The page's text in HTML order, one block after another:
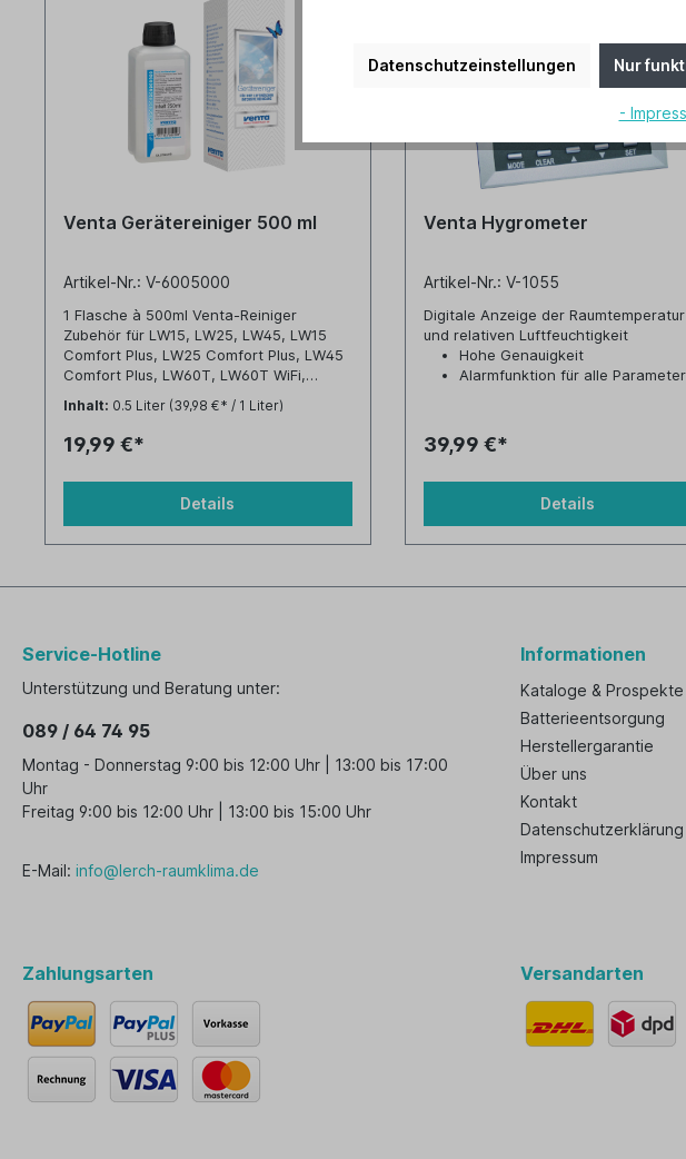
Venta Gerätereiniger 500 ml
Artikel-Nr.: V-6005000
1 Flasche à 500ml Venta-Reiniger
Zubehör für LW15, LW25, LW45, LW15
Comfort Plus, LW25 Comfort Plus, LW45
Comfort Plus, LW60T, LW60T WiFi,
LW62T WiFi, LW62 WiFi, LPH60 WiFi
Inhalt: 0.5 Liter (39,98 €* / 1 Liter)
19,99 €*
Details
Venta Hygrometer
Artikel-Nr.: V-1055
Digitale Anzeige der Raumtemperatur
und relativen Luftfeuchtigkeit
Hohe Genauigkeit
Alarmfunktion für alle Parameter
Ideal zur Klimakontrolle in den
Innenräumen
einzusparen
39,99 €*
Details
Service-Hotline
Unterstützung und Beratung unter:
089 / 64 74 95
Montag - Donnerstag 9:00 bis 12:00 Uhr | 13:00 bis 17:00
Uhr
Freitag 9:00 bis 12:00 Uhr | 13:00 bis 15:00 Uhr
E-Mail: info@lerch-raumklima.de
Informationen
Kataloge & Prospekte
Batterieentsorgung
Herstellergarantie
Über uns
Kontakt
Datenschutzerklärung
Impressum
Zahlungsarten Versandarten
Datenschutzeinstellungen Nur
-